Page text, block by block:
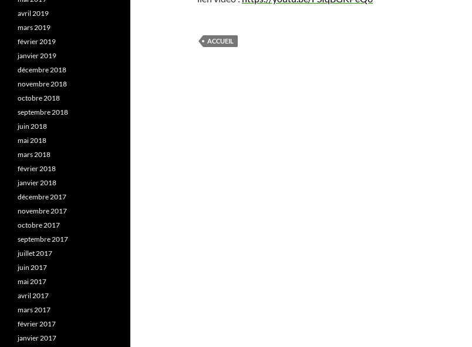
ACCUEIL
avril 2019
mars 2019
février 2019
janvier 2019
décembre 2018
novembre 2018
octobre 2018
septembre 2018
juin 2018
mai 2018
mars 2018
février 2018
janvier 2018
décembre 2017
novembre 2017
octobre 2017
septembre 2017
juillet 2017
juin 2017
mai 2017
avril 2017
mars 2017
février 2017
janvier 2017